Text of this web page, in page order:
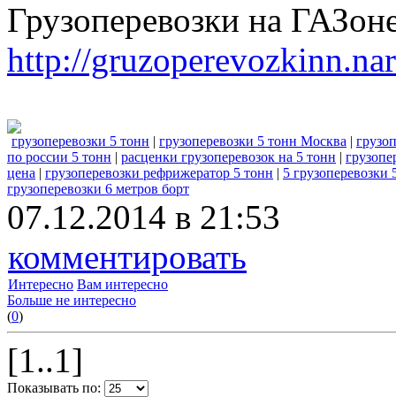
Грузоперевозки на
http://
грузоперевозки 5 тонн | грузоперевозки 5 тонн Москва |
по россии 5 тонн | расценки грузоперевозок на 5 тонн |
цена | грузоперевозки рефрижератор 5 тонн | 5 грузоперевозки
грузоперевозки 6 метров борт
07.12.2014 в 21:53
комментировать
Интересно Вам интересно
Больше не интересно
(0)
[1..1]
Показывать по: